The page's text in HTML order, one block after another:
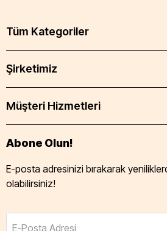
Tüm Kategoriler
Şirketimiz
Müşteri Hizmetleri
Abone Olun!
E-posta adresinizi bırakarak
olabilirsiniz!
E-Posta Adresi